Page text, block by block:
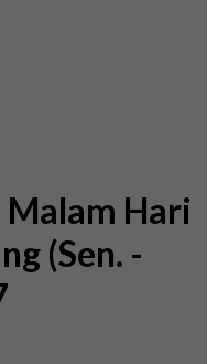
Malam Hari
(Sen. -